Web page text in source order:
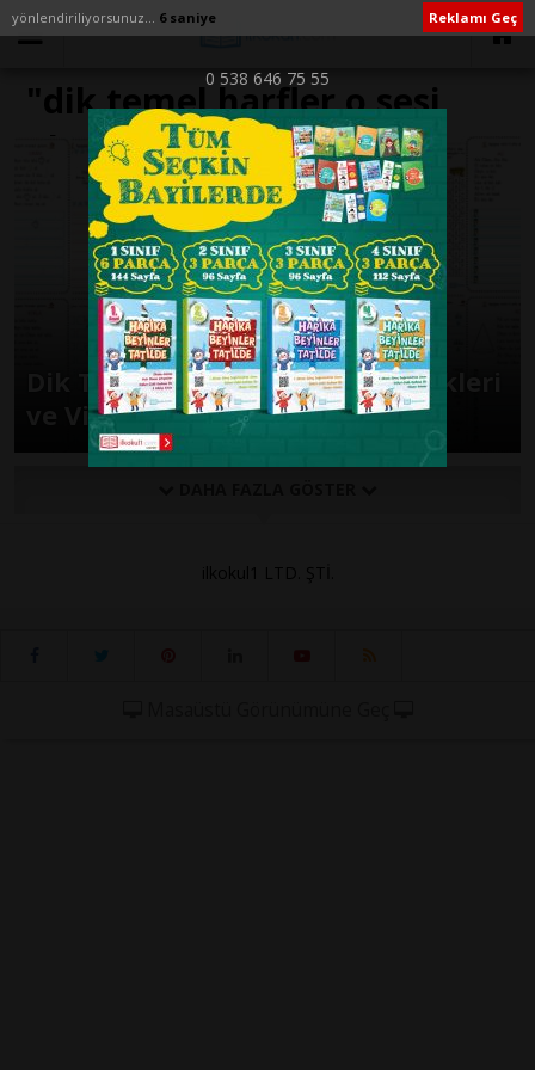
yönlendiriliyorsunuz... 6 saniye Reklamı Geç
0 538 646 75 55
"dik temel harfler o sesi
okuma metni" ile İlişikli
yazılar
Dik Temel Harfler O Sesi Etkinlikleri
ve Videoları